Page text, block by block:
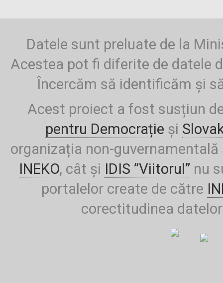
Datele sunt preluate de la
Acestea pot fi diferite de datele
Încercăm să identificăm și
Acest proiect a fost susțiun
pentru Democrație și
organizația non-
INEKO, cât și IDIS ”Viitorul” nu
portalelor create de către
corectitudinea